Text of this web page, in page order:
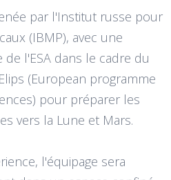
par l'Institut russe pour
(IBMP), avec une
l'ESA dans le cadre du
(European programme
pour préparer les
vers la Lune et Mars.
l'équipage sera